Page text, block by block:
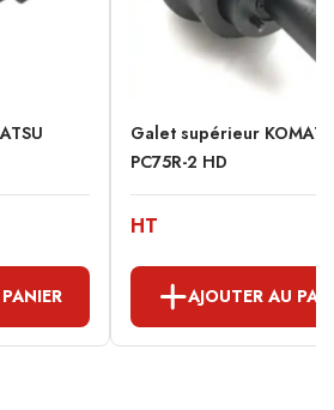
Galet supérieur
PC75R-2 HD
HT
AJOUTER AU